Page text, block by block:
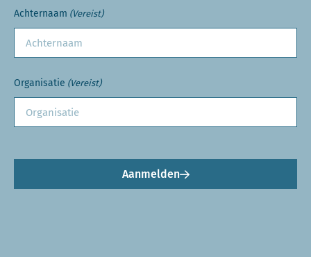
Achternaam (Vereist)
Organisatie (Vereist)
Aanmelden